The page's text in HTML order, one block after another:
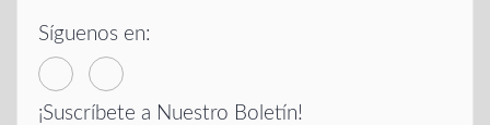
Síguenos en:
¡Suscríbete a Nuestro Boletín!